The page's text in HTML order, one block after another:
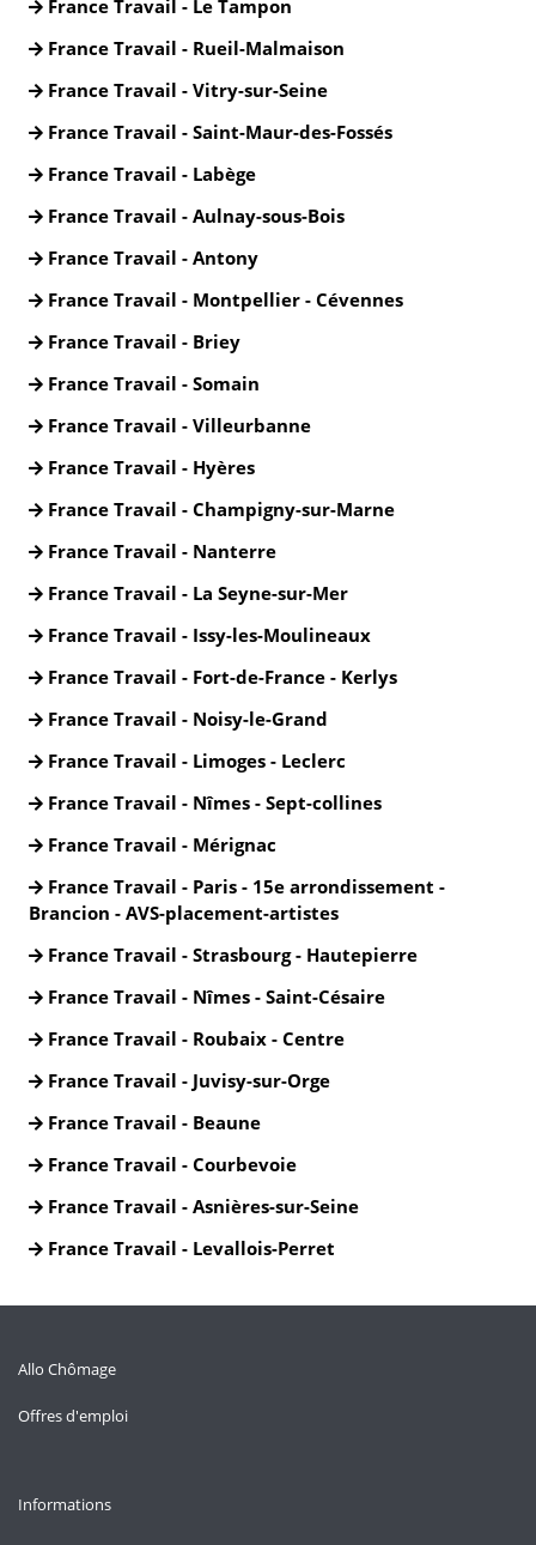
France Travail - Le Tampon
France Travail - Rueil-Malmaison
France Travail - Vitry-sur-Seine
France Travail - Saint-Maur-des-Fossés
France Travail - Labège
France Travail - Aulnay-sous-Bois
France Travail - Antony
France Travail - Montpellier - Cévennes
France Travail - Briey
France Travail - Somain
France Travail - Villeurbanne
France Travail - Hyères
France Travail - Champigny-sur-Marne
France Travail - Nanterre
France Travail - La Seyne-sur-Mer
France Travail - Issy-les-Moulineaux
France Travail - Fort-de-France - Kerlys
France Travail - Noisy-le-Grand
France Travail - Limoges - Leclerc
France Travail - Nîmes - Sept-collines
France Travail - Mérignac
France Travail - Paris - 15e arrondissement -
Brancion - AVS-placement-artistes
France Travail - Strasbourg - Hautepierre
France Travail - Nîmes - Saint-Césaire
France Travail - Roubaix - Centre
France Travail - Juvisy-sur-Orge
France Travail - Beaune
France Travail - Courbevoie
France Travail - Asnières-sur-Seine
France Travail - Levallois-Perret
Allo Chômage
Offres d'emploi
Informations